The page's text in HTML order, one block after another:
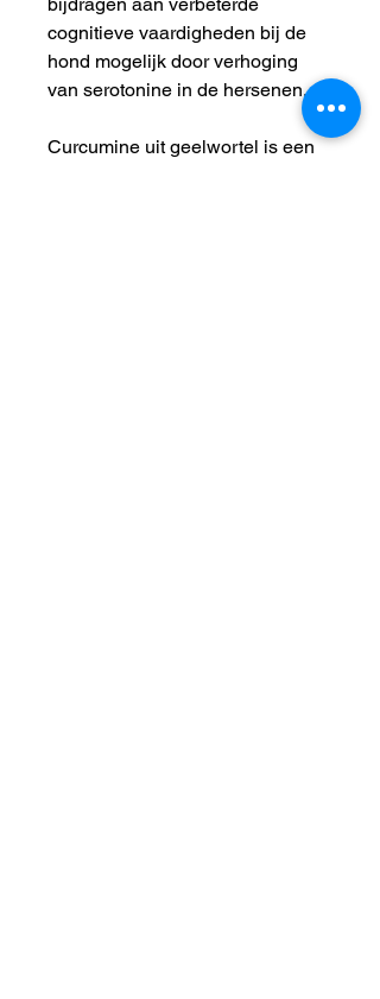
cognitieve vaardigheden bij de
hond mogelijk door verhoging
van serotonine in de hersenen.
Curcumine uit geelwortel is een